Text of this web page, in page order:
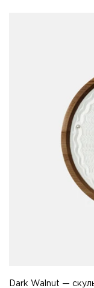
Dark Walnut —